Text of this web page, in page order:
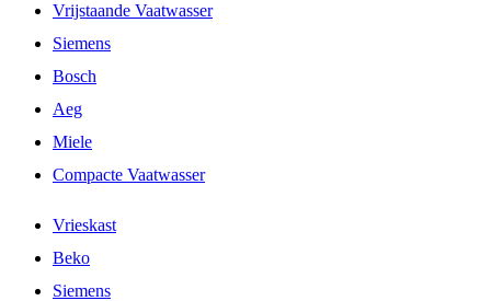
Vrijstaande Vaatwasser
Siemens
Bosch
Aeg
Miele
Compacte Vaatwasser
Vrieskast
Beko
Siemens